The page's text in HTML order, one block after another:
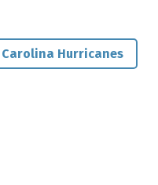
Carolina Hurricanes